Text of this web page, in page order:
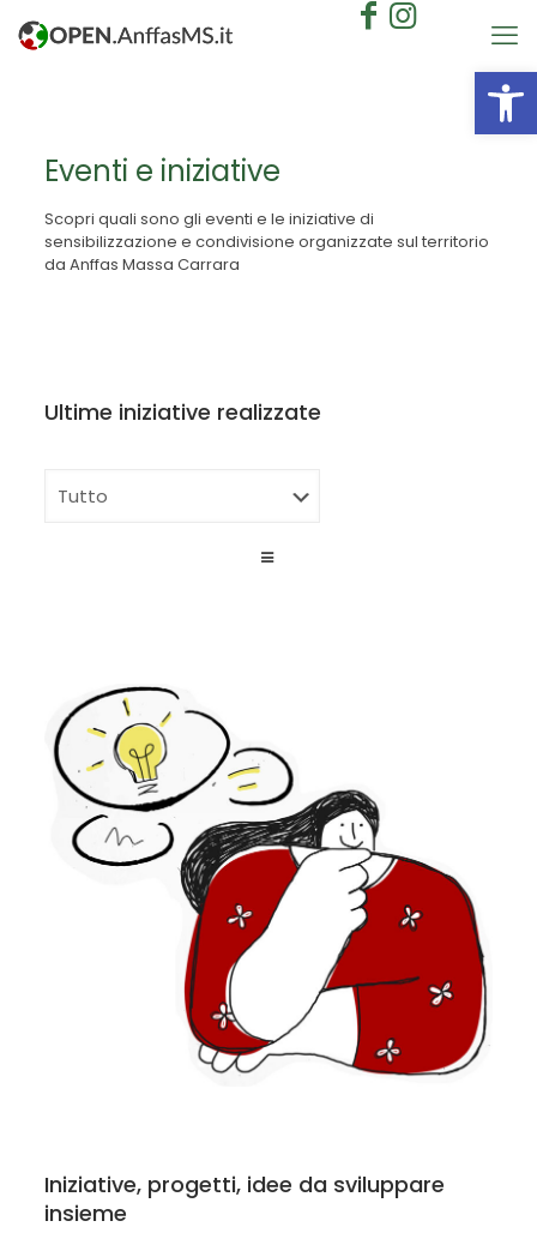
Apri
Eventi e iniziative
Scopri quali sono gli eventi e le iniziative di
sensibilizzazione e condivisione organizzate sul territorio
da Anffas Massa Carrara
Ultime iniziative realizzate
Iniziative, progetti, idee da sviluppare
insieme